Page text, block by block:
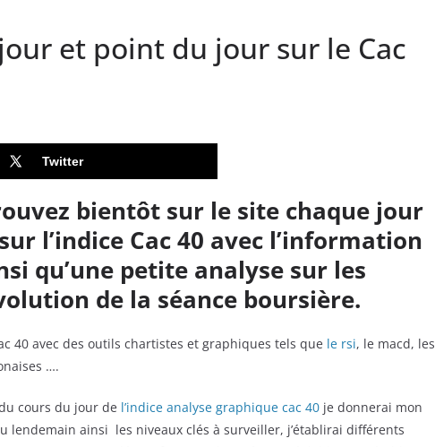
et point du jour sur le Cac
Twitter
bientôt sur le site chaque jour
l’indice Cac 40 avec l’information
qu’une petite analyse sur les
de la séance boursière.
40 avec des outils chartistes et graphiques tels que le rsi, le macd, les
….
cours du jour de l’indice analyse graphique cac 40 je donnerai mon
lendemain ainsi les niveaux clés à surveiller, j’établirai différents